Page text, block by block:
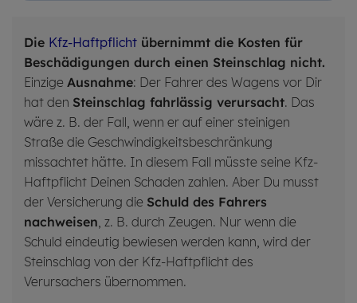
Die Kfz-Haftpflicht übernimmt die Kosten für
Beschädigungen durch einen Steinschlag nicht.
Einzige Ausnahme: Der Fahrer des Wagens vor Dir
hat den Steinschlag fahrlässig verursacht. Das
wäre z. B. der Fall, wenn er auf einer steinigen
Straße die Geschwindigkeitsbeschränkung
missachtet hätte. In diesem Fall müsste seine Kfz-
Haftpflicht Deinen Schaden zahlen. Aber Du musst
der Versicherung die Schuld des Fahrers
nachweisen, z. B. durch Zeugen. Nur wenn die
Schuld eindeutig bewiesen werden kann, wird der
Steinschlag von der Kfz-Haftpflicht des
Verursachers übernommen.